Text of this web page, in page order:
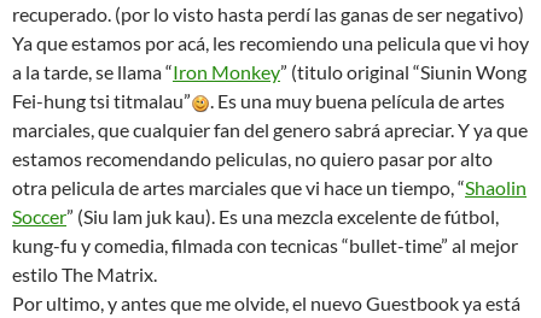
recuperado. (por lo visto hasta perdí las ganas de ser negativo)
Ya que estamos por acá, les recomiendo una pelicula que vi hoy
a la tarde, se llama “Iron Monkey” (titulo original “Siunin Wong
Fei-hung tsi titmalau”
. Es una muy buena película de artes
marciales, que cualquier fan del genero sabrá apreciar. Y ya que
estamos recomendando peliculas, no quiero pasar por alto
otra pelicula de artes marciales que vi hace un tiempo, “Shaolin
Soccer” (Siu lam juk kau). Es una mezcla excelente de fútbol,
kung-fu y comedia, filmada con tecnicas “bullet-time” al mejor
estilo The Matrix.
Por ultimo, y antes que me olvide, el nuevo Guestbook ya está